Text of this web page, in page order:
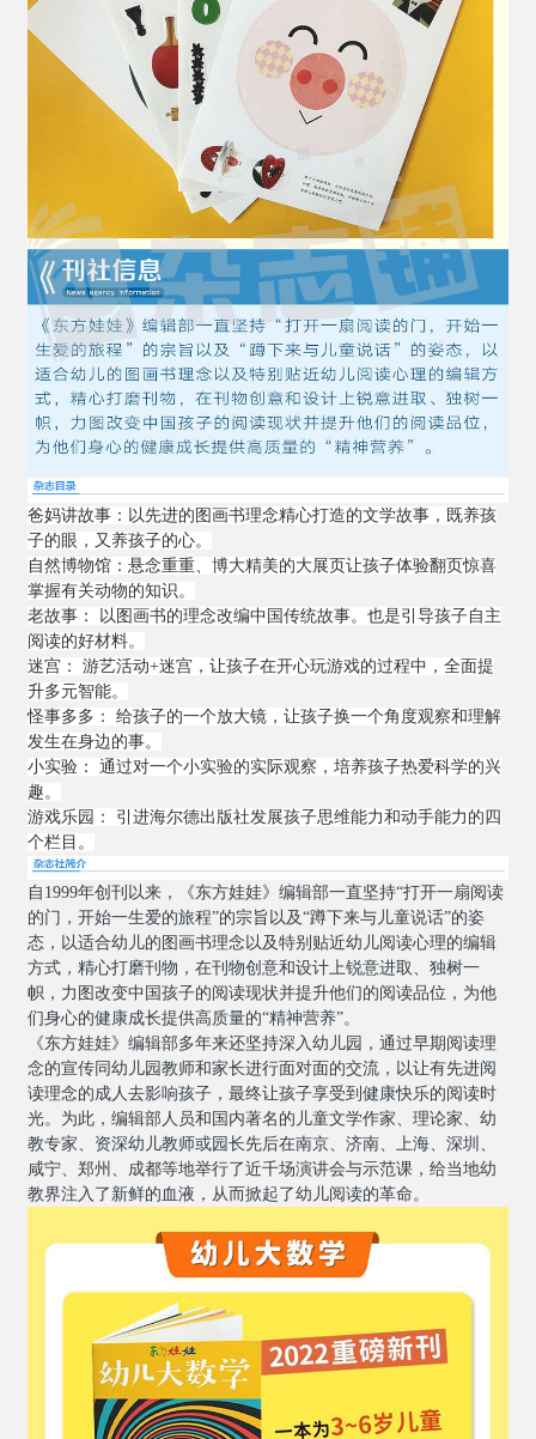
爸妈讲故事：以先进的图画书理念精心打造的文学故事，既养孩
子的眼，又养孩子的心。
自然博物馆：悬念重重、博大精美的大展页让孩子体验翻页惊喜
掌握有关动物的知识。
老故事： 以图画书的理念改编中国传统故事。也是引导孩子自主
阅读的好材料。
迷宫： 游艺活动+迷宫，让孩子在开心玩游戏的过程中，全面提
升多元智能。
怪事多多： 给孩子的一个放大镜，让孩子换一个角度观察和理解
发生在身边的事。
小实验： 通过对一个小实验的实际观察，培养孩子热爱科学的兴
趣。
游戏乐园： 引进海尔德出版社发展孩子思维能力和动手能力的四
个栏目。
自1999年创刊以来，《东方娃娃》编辑部一直坚持“打开一扇阅读
的门，开始一生爱的旅程”的宗旨以及“蹲下来与儿童说话”的姿
态，以适合幼儿的图画书理念以及特别贴近幼儿阅读心理的编辑
方式，精心打磨刊物，在刊物创意和设计上锐意进取、独树一
帜，力图改变中国孩子的阅读现状并提升他们的阅读品位，为他
们身心的健康成长提供高质量的“精神营养”。
《东方娃娃》编辑部多年来还坚持深入幼儿园，通过早期阅读理
念的宣传同幼儿园教师和家长进行面对面的交流，以让有先进阅
读理念的成人去影响孩子，最终让孩子享受到健康快乐的阅读时
光。为此，编辑部人员和国内著名的儿童文学作家、理论家、幼
教专家、资深幼儿教师或园长先后在南京、济南、上海、深圳、
咸宁、郑州、成都等地举行了近千场演讲会与示范课，给当地幼
教界注入了新鲜的血液，从而掀起了幼儿阅读的革命。